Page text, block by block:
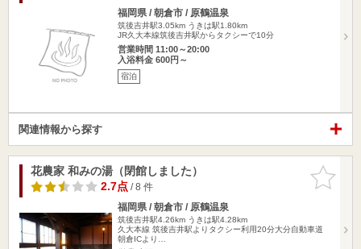
福岡県 / 朝倉市 / 原鶴温泉
筑後吉井駅3.05km うきは駅1.80km
JR久大本線筑後吉井駅からタクシーで10分
営業時間 11:00～20:00
入浴料金 600円～
宿泊
関連情報から探す
お気に入
りに追加
花農家 和みの湯（閉館しました）
2.7点/ 8 件
福岡県 / 朝倉市 / 原鶴温泉
筑後吉井駅4.26km うきは駅4.28km
久大本線 筑後吉井駅よりタクシー利用20分大分自動車道
朝倉ICより…